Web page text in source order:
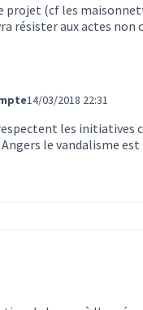
projet (cf les
résister aux actes non
209)
14/03/2018 22:31
les initiatives
le vandalisme